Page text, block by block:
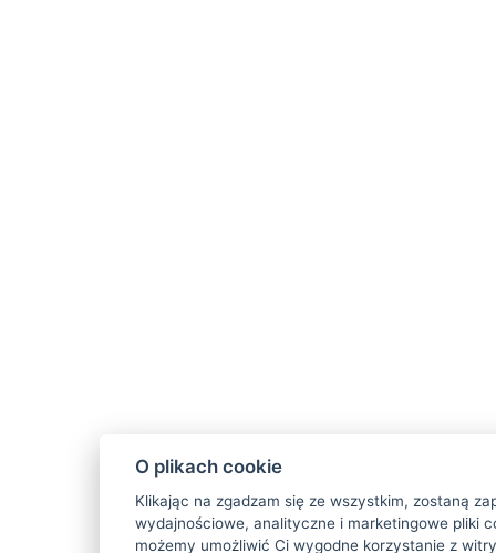
O plikach cookie
Klikając na zgadzam się ze wszystkim, zostaną
wydajnościowe, analityczne i marketingowe pliki
możemy umożliwić Ci wygodne korzystanie z